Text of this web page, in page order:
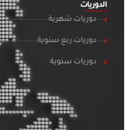
الدوريات
دوريات شهرية
دوريات ربع سنوية
دوريات سنوية